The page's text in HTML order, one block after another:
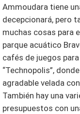
Ammoudara tiene
decepcionará, pero
muchas cosas para
parque acuático
cafés de juegos
“Technopolis”,
agradable velada
También hay una
presupuestos con